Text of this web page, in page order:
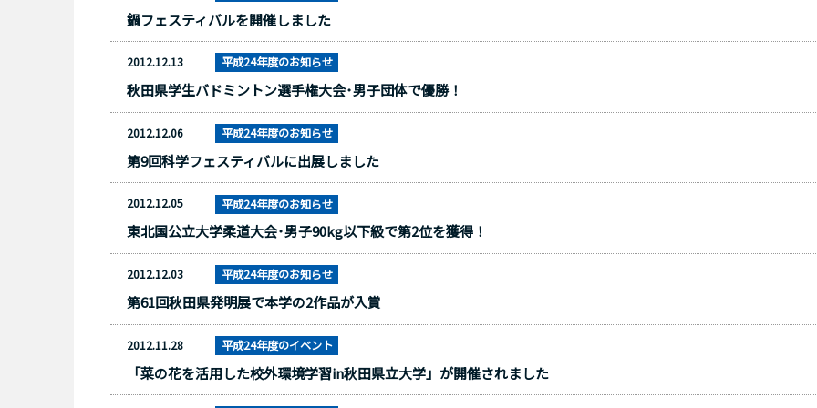
鍋フェスティバルを開催しました
平成24年度のお知らせ
2012.12.13
秋田県学生バドミントン選手権大会･男子団体で優勝！
平成24年度のお知らせ
2012.12.06
第9回科学フェスティバルに出展しました
平成24年度のお知らせ
2012.12.05
東北国公立大学柔道大会･男子90kg以下級で第2位を獲得！
平成24年度のお知らせ
2012.12.03
第61回秋田県発明展で本学の2作品が入賞
平成24年度のイベント
2012.11.28
「菜の花を活用した校外環境学習in秋田県立大学」が開催されました